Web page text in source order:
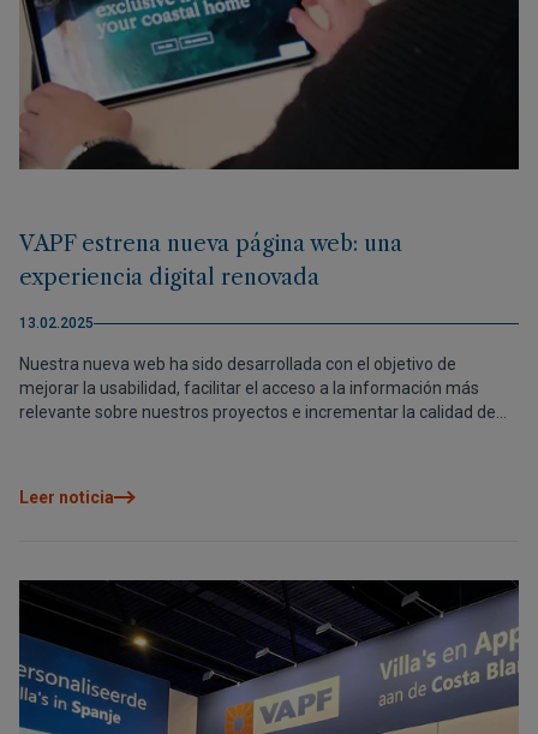
VAPF estrena nueva página web: una
experiencia digital renovada
13.02.2025
Nuestra nueva web ha sido desarrollada con el objetivo de
mejorar la usabilidad, facilitar el acceso a la información más
relevante sobre nuestros proyectos e incrementar la calidad de
Leer noticia